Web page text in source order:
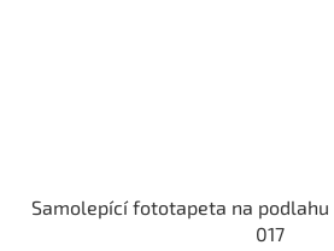
Samolepící fototapeta na podlahu
017